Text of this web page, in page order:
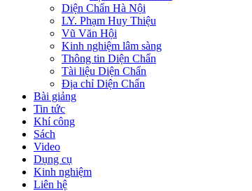
Diện Chẩn Hà Nội
LY. Phạm Huy Thiệu
Vũ Văn Hội
Kinh nghiệm lâm sàng
Thông tin Diện Chẩn
Tài liệu Diện Chẩn
Địa chỉ Diện Chẩn
Bài giảng
Tin tức
Khí công
Sách
Video
Dụng cụ
Kinh nghiệm
Liên hệ